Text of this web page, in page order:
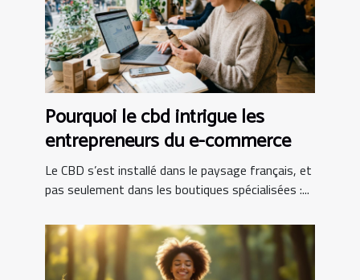
Pourquoi le cbd intrigue les
entrepreneurs du e-commerce
Le CBD s’est installé dans le paysage français, et
pas seulement dans les boutiques spécialisées :...